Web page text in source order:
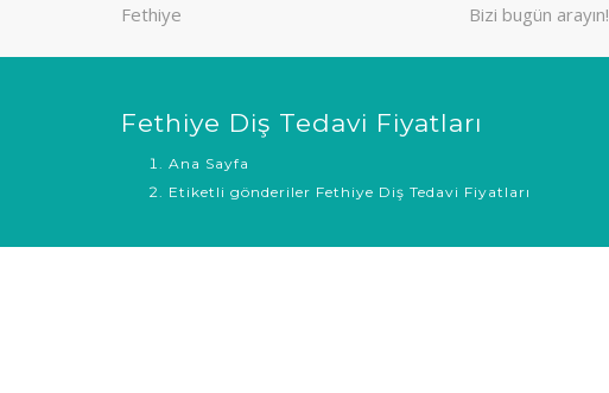
Fethiye Bizi bugün arayın!
Fethiye Diş Tedavi Fiyatları
Ana Sayfa
Etiketli gönderiler Fethiye Diş Tedavi Fiyatları